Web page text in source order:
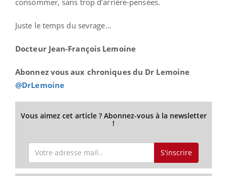
consommer, sans trop d’arrière-pensées.
Juste le temps du sevrage…
Docteur Jean-François Lemoine
Abonnez vous aux chroniques du Dr Lemoine
@DrLemoine
Vous aimez cet article ? Abonnez-vous à la newsletter
!
S'inscrire